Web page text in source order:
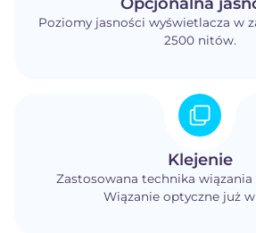
Poziomy jasności wyświetlacza w
2500 nitów.
Klejenie
Zastosowana technika
Wiązanie optyczne już